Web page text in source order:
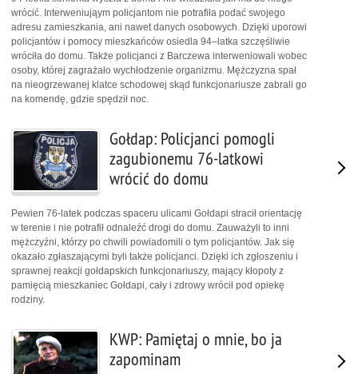
wrócić. Interweniująym policjantom nie potrafiła podać swojego
adresu zamieszkania, ani nawet danych osobowych. Dzięki uporowi
policjantów i pomocy mieszkańców osiedla 94–latka szczęśliwie
wróciła do domu. Także policjanci z Barczewa interweniowali wobec
osoby, której zagrażało wychłodzenie organizmu. Mężczyzna spał
na nieogrzewanej klatce schodowej skąd funkcjonariusze zabrali go
na komendę, gdzie spędził noc.
Gołdap: Policjanci pomogli
zagubionemu 76-latkowi
wrócić do domu
Pewien 76-latek podczas spaceru ulicami Gołdapi stracił orientację
w terenie i nie potrafił odnaleźć drogi do domu. Zauważyli to inni
mężczyźni, którzy po chwili powiadomili o tym policjantów. Jak się
okazało zgłaszającymi byli także policjanci. Dzięki ich zgłoszeniu i
sprawnej reakcji gołdapskich funkcjonariuszy, mający kłopoty z
pamięcią mieszkaniec Gołdapi, cały i zdrowy wrócił pod opiekę
rodziny.
KWP: Pamiętaj o mnie, bo ja
zapominam